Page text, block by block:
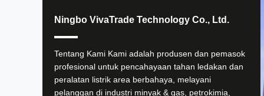
Ningbo VivaTrade Technology Co., Ltd.
Tentang Kami Kami adalah produsen dan pemasok
profesional untuk pencahayaan tahan ledakan dan
peralatan listrik area berbahaya, melayani
pelanggan di industri minyak & gas, petrokimia,
Cherubim untuk platform minyak lepas pantai kami
selama lebih dari dua tahun.produk mereka telah
secara konsisten melebihi harapan kami untuk daya